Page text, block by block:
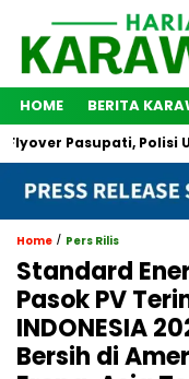
HOME BERITA
Pasupati, Polisi
Home / Pers Rilis
Standard
Pasok PV
INDONESIA
Bersih di